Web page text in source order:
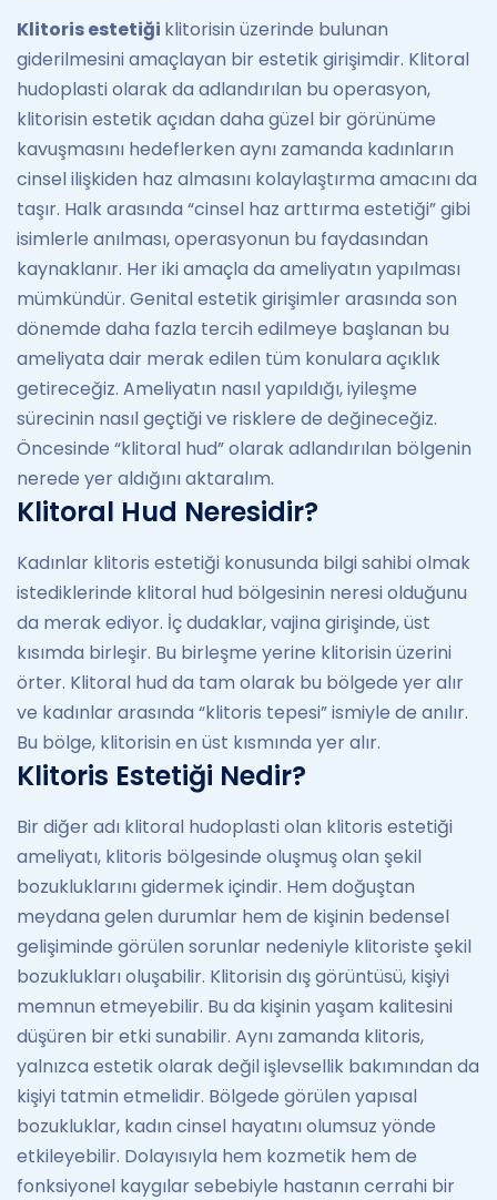
Klitoris estetiği klitorisin üzerinde bulunan
giderilmesini amaçlayan bir estetik girişimdir. Klitoral
hudoplasti olarak da adlandırılan bu operasyon,
klitorisin estetik açıdan daha güzel bir görünüme
kavuşmasını hedeflerken aynı zamanda kadınların
cinsel ilişkiden haz almasını kolaylaştırma amacını da
taşır. Halk arasında “cinsel haz arttırma estetiği” gibi
isimlerle anılması, operasyonun bu faydasından
kaynaklanır. Her iki amaçla da ameliyatın yapılması
mümkündür. Genital estetik girişimler arasında son
dönemde daha fazla tercih edilmeye başlanan bu
ameliyata dair merak edilen tüm konulara açıklık
getireceğiz. Ameliyatın nasıl yapıldığı, iyileşme
sürecinin nasıl geçtiği ve risklere de değineceğiz.
Öncesinde “klitoral hud” olarak adlandırılan bölgenin
nerede yer aldığını aktaralım.
Klitoral Hud Neresidir?
Kadınlar klitoris estetiği konusunda bilgi sahibi olmak
istediklerinde klitoral hud bölgesinin neresi olduğunu
da merak ediyor. İç dudaklar, vajina girişinde, üst
kısımda birleşir. Bu birleşme yerine klitorisin üzerini
örter. Klitoral hud da tam olarak bu bölgede yer alır
ve kadınlar arasında “klitoris tepesi” ismiyle de anılır.
Bu bölge, klitorisin en üst kısmında yer alır.
Klitoris Estetiği Nedir?
Bir diğer adı klitoral hudoplasti olan klitoris estetiği
ameliyatı, klitoris bölgesinde oluşmuş olan şekil
bozukluklarını gidermek içindir. Hem doğuştan
meydana gelen durumlar hem de kişinin bedensel
gelişiminde görülen sorunlar nedeniyle klitoriste şekil
bozuklukları oluşabilir. Klitorisin dış görüntüsü, kişiyi
memnun etmeyebilir. Bu da kişinin yaşam kalitesini
düşüren bir etki sunabilir. Aynı zamanda klitoris,
yalnızca estetik olarak değil işlevsellik bakımından da
kişiyi tatmin etmelidir. Bölgede görülen yapısal
bozukluklar, kadın cinsel hayatını olumsuz yönde
etkileyebilir. Dolayısıyla hem kozmetik hem de
fonksiyonel kaygılar sebebiyle hastanın cerrahi bir